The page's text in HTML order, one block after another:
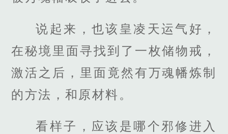
说起来，也该皇凌天运气好，
在秘境里面寻找到了一枚储物戒，
激活之后，里面竟然有万魂幡炼制
的方法，和原材料。
看样子，应该是哪个邪修进入